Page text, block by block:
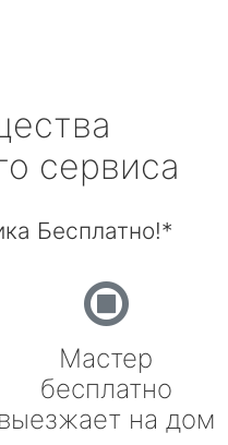
сервиса
Бесплатно!*
Мастер
бесплатно
выезжает на дом